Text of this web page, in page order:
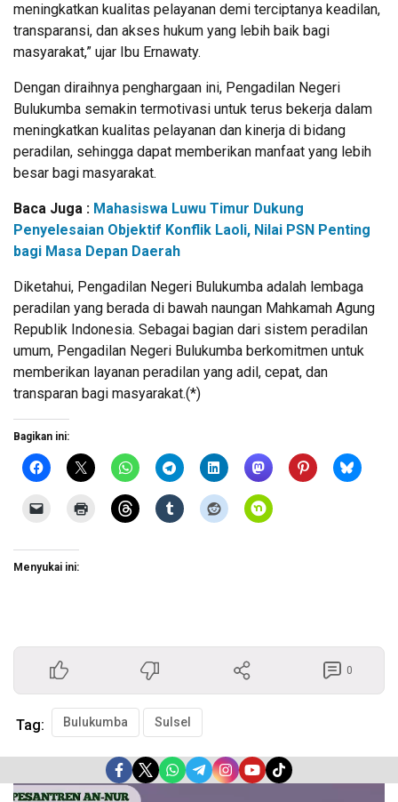
meningkatkan kualitas pelayanan demi terciptanya keadilan,
transparansi, dan akses hukum yang lebih baik bagi
masyarakat,” ujar Ibu Ernawaty.
Dengan diraihnya penghargaan ini, Pengadilan Negeri
Bulukumba semakin termotivasi untuk terus bekerja dalam
meningkatkan kualitas pelayanan dan kinerja di bidang
peradilan, sehingga dapat memberikan manfaat yang lebih
besar bagi masyarakat.
Baca Juga : Mahasiswa Luwu Timur Dukung
Penyelesaian Objektif Konflik Laoli, Nilai PSN Penting
bagi Masa Depan Daerah
Diketahui, Pengadilan Negeri Bulukumba adalah lembaga
peradilan yang berada di bawah naungan Mahkamah Agung
Republik Indonesia. Sebagai bagian dari sistem peradilan
umum, Pengadilan Negeri Bulukumba berkomitmen untuk
memberikan layanan peradilan yang adil, cepat, dan
transparan bagi masyarakat.(*)
Bagikan ini:
Menyukai ini:
0
Tag: Bulukumba Sulsel
Pemutar